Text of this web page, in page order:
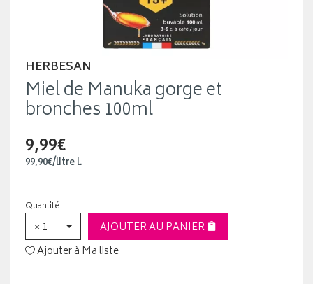
HERBESAN
Miel de Manuka gorge et
bronches 100ml
9,99€
99,90€/litrel.
Quantité
× 1
AJOUTER AU PANIER
Ajouter à Ma liste